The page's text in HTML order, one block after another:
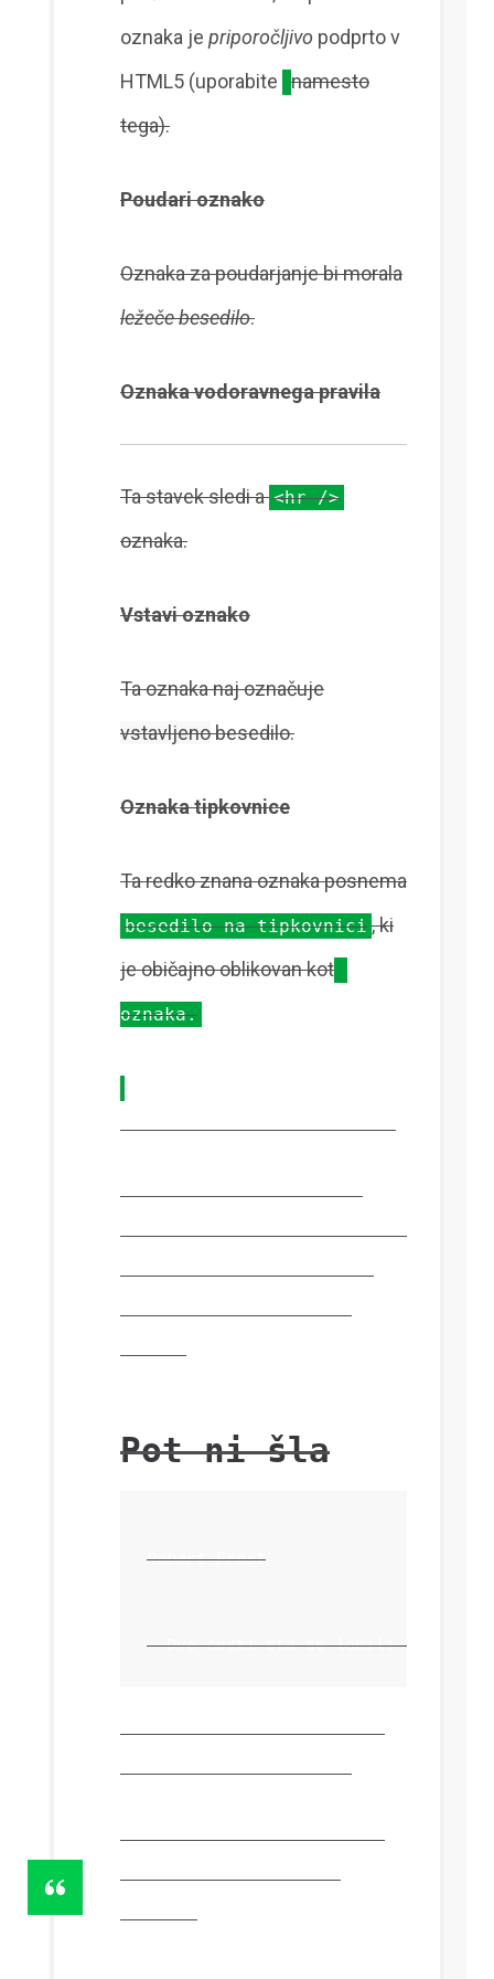
oznaka je priporočljivo podprto v
HTML5 (uporabite
namesto
tega).
Poudari oznako
Oznaka za poudarjanje bi morala
ležečebesedilo.
Oznaka vodoravnega pravila
Ta stavek sledi a <hr />
oznaka.
Vstavi oznako
Ta oznaka naj označuje
vstavljenobesedilo.
Oznaka tipkovnice
Ta redko znana oznaka posnema
besedilo na tipkovnici , ki
je običajno oblikovan kot
oznaka.
Vnaprej oblikovana oznaka
Ta oznaka je namenjena
ohranjanju presledkov, kot
so vneseni, na primer v
poeziji ali umetnosti
ASCII.
Pot ni šla
Robert Frost
Dve cesti sta se ločili v
Oznaka citataza kratke,
vstavljene narekovaje
Razvijalci, razvijalci,
razvijalci … -Steve
Ballmer